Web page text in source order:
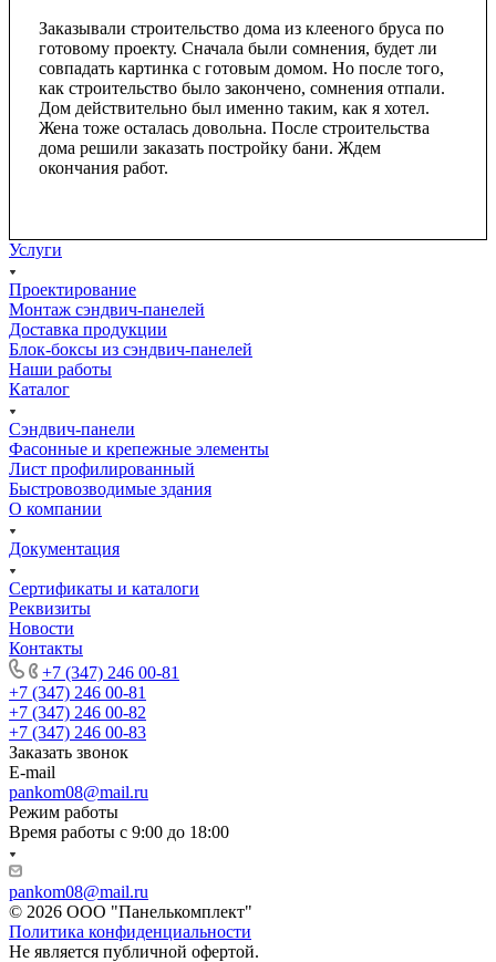
Заказывали строительство дома из клееного бруса по
готовому проекту. Сначала были сомнения, будет ли
совпадать картинка с готовым домом. Но после того,
как строительство было закончено, сомнения отпали.
Дом действительно был именно таким, как я хотел.
Жена тоже осталась довольна. После строительства
дома решили заказать постройку бани. Ждем
окончания работ.
Услуги
Проектирование
Монтаж сэндвич-панелей
Доставка продукции
Блок-боксы из сэндвич-панелей
Наши работы
Каталог
Сэндвич-панели
Фасонные и крепежные элементы
Лист профилированный
Быстровозводимые здания
О компании
Документация
Сертификаты и каталоги
Реквизиты
Новости
Контакты
+7 (347) 246 00-81
+7 (347) 246 00-81
+7 (347) 246 00-82
+7 (347) 246 00-83
Заказать звонок
E-mail
pankom08@mail.ru
Режим работы
Время работы с 9:00 до 18:00
pankom08@mail.ru
© 2026 ООО "Панелькомплект"
Политика конфиденциальности
Не является публичной офертой.